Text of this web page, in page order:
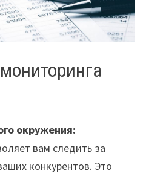
окружения:
вам следить за
конкурентов. Это